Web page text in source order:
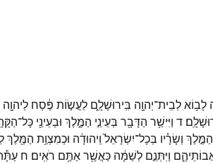
לָב֥וֹאלְבֵית־יְהוָ֖ה בִּֽירוּשָׁלִָ֑ם לַעֲשׂ֣וֹת פֶּ֔סַח לַיהוָ֖ה
ד וַיִּישַׁ֥ר הַדָּבָ֖ר בְּעֵינֵ֣י הַמֶּ֑לֶךְ וּבְעֵינֵ֖י כָּל־
הַמֶּ֣לֶךְ וְשָׂרָ֗יו בְּכָל־יִשְׂרָאֵל֙ וִֽיהוּדָ֔ה וּכְמִצְוַ֥ת הַמֶּ֖לֶךְ
וַיִּתְּנֵ֣ם לְשַׁמָּ֔ה כַּאֲשֶׁ֖ראַתֶּ֥ם רֹאִֽים׃ ח